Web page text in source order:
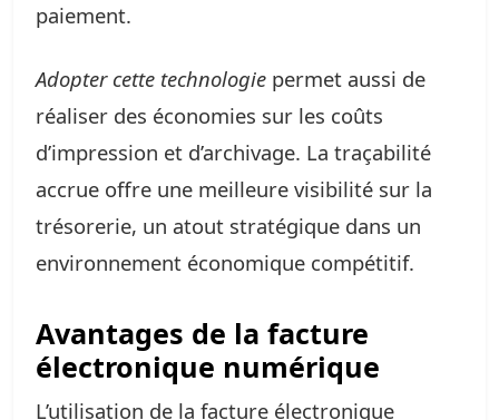
paiement.
Adopter cette technologie permet aussi de
réaliser des économies sur les coûts
d’impression et d’archivage. La traçabilité
accrue offre une meilleure visibilité sur la
trésorerie, un atout stratégique dans un
environnement économique compétitif.
Avantages de la facture
électronique numérique
L’utilisation de la facture électronique